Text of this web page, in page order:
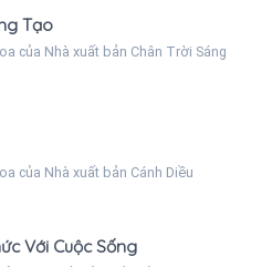
Tạo
của Nhà xuất bản Chân Trời Sáng
của Nhà xuất bản Cánh Diều
Với Cuộc Sống